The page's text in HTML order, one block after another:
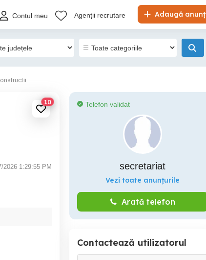
Adaugă anunț
Contul meu Agenții recrutare
10
2026 1:29:55 PM
Telefon validat
secretariat
Vezi toate anunțurile
Arată telefon
Contactează utilizatorul